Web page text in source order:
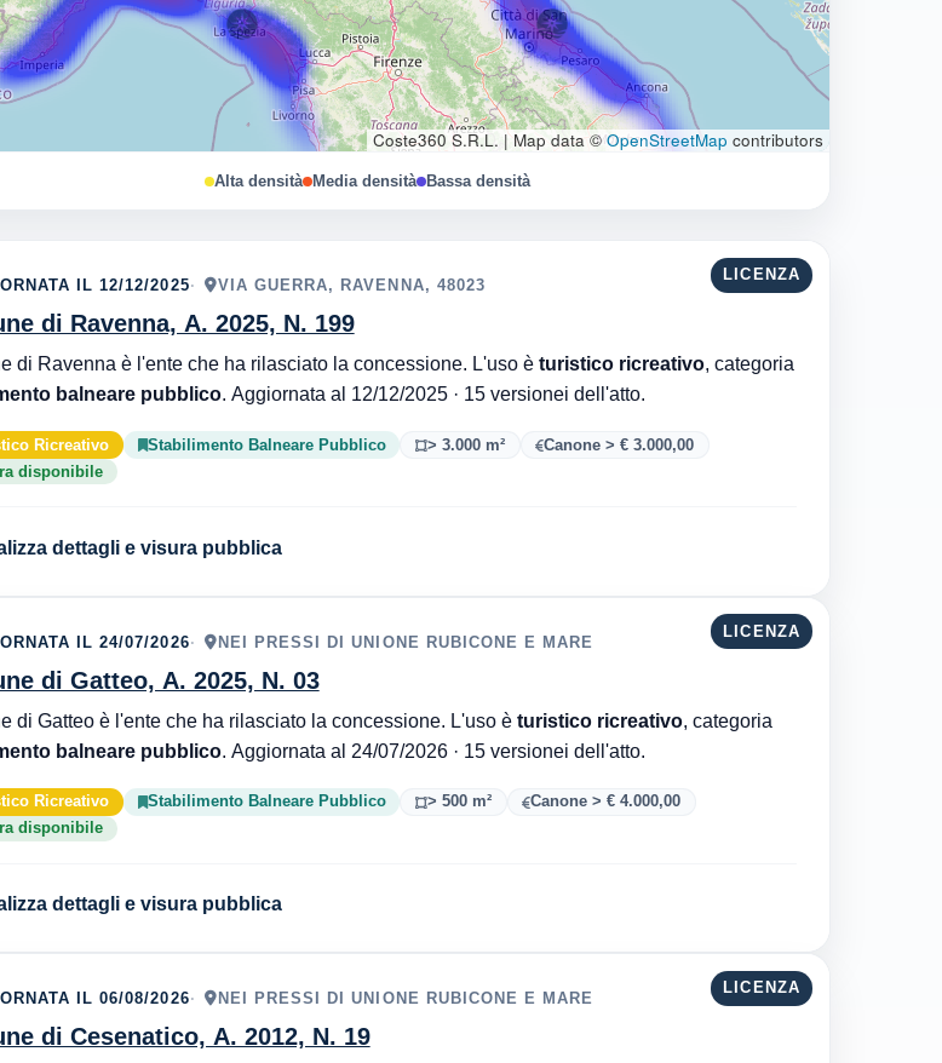
Coste360 S.R.L. | Map data ©OpenStreetMap contributors
Alta densità Media densità Bassa densità
LICENZA
IL 12/12/2025 VIA GUERRA, RAVENNA, 48023
di Ravenna, A. 2025, N. 199
Comune di Ravenna è l'ente che ha rilasciato la concessione. L'uso è turistico ricreativo , categoria
balneare pubblico
. Aggiornata al 12/12/2025 · 15 versionei dell'atto.
Ricreativo Stabilimento Balneare Pubblico > 3.000 m²
Canone > € 3.000,00
disponibile
dettagli e visura pubblica
LICENZA
IL 24/07/2026 NEI PRESSI DI UNIONE RUBICONE E MARE
di Gatteo, A. 2025, N. 03
Comune di Gatteo è l'ente che ha rilasciato la concessione. L'uso è turistico ricreativo , categoria
balneare pubblico
. Aggiornata al 24/07/2026 · 15 versionei dell'atto.
Ricreativo Stabilimento Balneare Pubblico > 500 m²
Canone > € 4.000,00
disponibile
dettagli e visura pubblica
LICENZA
IL 06/08/2026 NEI PRESSI DI UNIONE RUBICONE E MARE
di Cesenatico, A. 2012, N. 19